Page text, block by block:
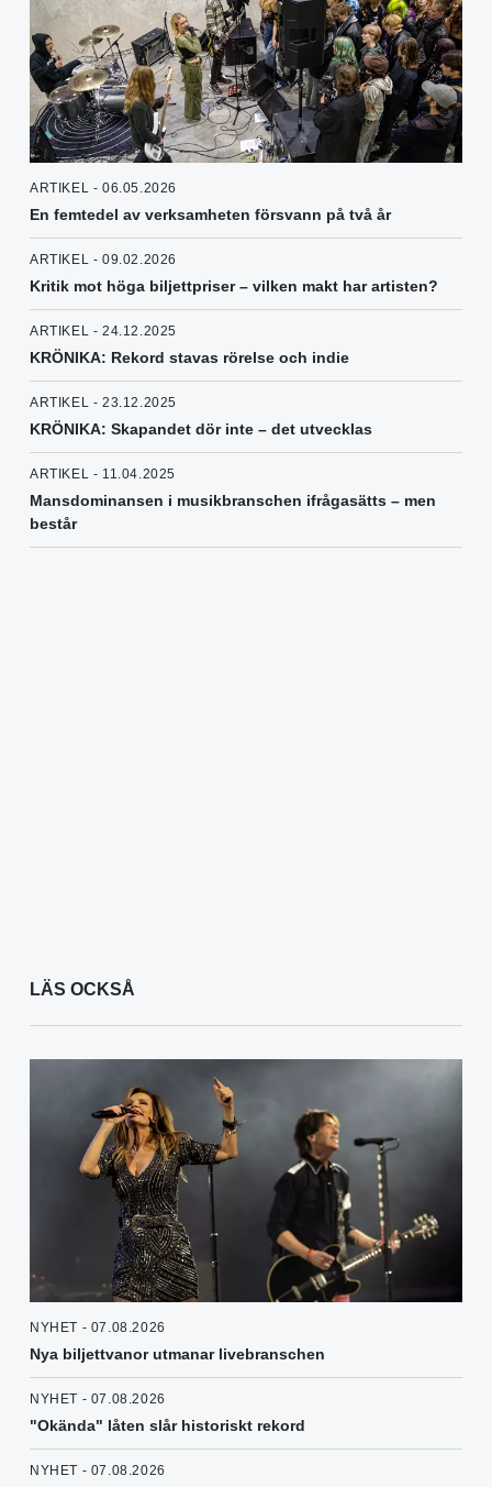
ARTIKEL - 06.05.2026
En femtedel av verksamheten försvann på två år
ARTIKEL - 09.02.2026
Kritik mot höga biljettpriser – vilken makt har artisten?
ARTIKEL - 24.12.2025
KRÖNIKA: Rekord stavas rörelse och indie
ARTIKEL - 23.12.2025
KRÖNIKA: Skapandet dör inte – det utvecklas
ARTIKEL - 11.04.2025
Mansdominansen i musikbranschen ifrågasätts – men
består
LÄS OCKSÅ
NYHET - 07.08.2026
Nya biljettvanor utmanar livebranschen
NYHET - 07.08.2026
"Okända" låten slår historiskt rekord
NYHET - 07.08.2026